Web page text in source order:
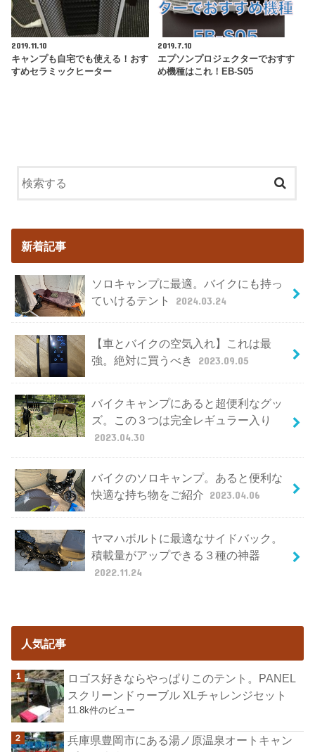
2019.11.10
キャンプも自宅でも使える！おす
すめセラミックヒーター
2019.7.10
エプソンプロジェクターでおすす
め機種はこれ！EB-S05
新着記事
ソロキャンプに最適。バイクにも持っ
ていけるテント
2024.03.24
【車とバイクの空気入れ】これは最
強。絶対に買うべき
2023.09.05
バイクキャンプにあると超便利なグッ
ズ。この３つは完全レギュラー入り
2023.04.30
バイクのソロキャンプ。あると便利な
快適な持ち物をご紹介 2023.04.06
ヤマハボルトに最適なサイドバック。
積載量がアップできる３種の神器
2022.11.24
人気記事
ロゴス好きならやっぱりこのテント。PANEL
スクリーンドゥーブル XLチャレンジセット
11.8k件のビュー
兵庫県豊岡市にある湯ノ原温泉オートキャン